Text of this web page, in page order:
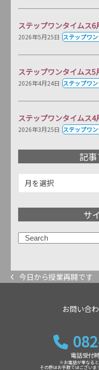
ステップワンタイムス6
2026年5月25日 ステップワ
ステップワンタイムス5
2026年4月24日 ステップワ
ステップワンタイムス4
2026年3月25日 ステップワ
記
事
サ
previous
今日から授業再開です
お問い合
電話受付
※お電話が重なると
その際はお手数ではございま